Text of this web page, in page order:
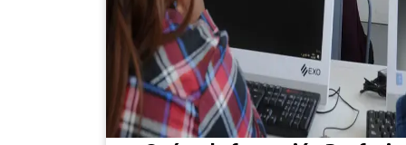
¿Qué es la formación